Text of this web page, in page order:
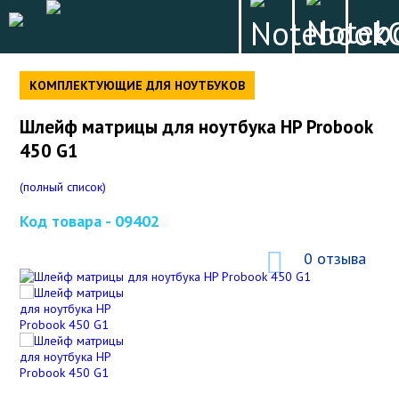
КОМПЛЕКТУЮЩИЕ ДЛЯ НОУТБУКОВ
Шлейф матрицы для ноутбука HP Probook
450 G1
(полный список)
Код товара - 09402
0 отзыва